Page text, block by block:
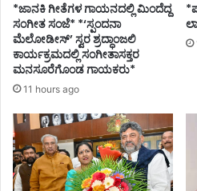
*ಜಾನಕಿ ಗೀತೆಗಳ ಗಾಯನದಲ್ಲಿ ಮಿಂದೆದ್ದ
ಸಂಗೀತ ಸಂಜೆ* *‘ಸ್ಪಂದನಾ
ಮೆಲೋಡೀಸ್’ ಸ್ವರ ಶ್ರದ್ಧಾಂಜಲಿ
ಕಾರ್ಯಕ್ರಮದಲ್ಲಿ ಸಂಗೀತಾಸಕ್ತರ
ಮನಸೂರೆಗೊಂಡ ಗಾಯಕರು*
11 hours ago